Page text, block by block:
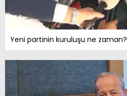
Yeni partinin kuruluşu ne zaman?